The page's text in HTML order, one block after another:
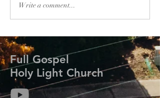
2026년 VBS(여름성경학
교)
Write a comment...
Full Gospel
Holy Light Church